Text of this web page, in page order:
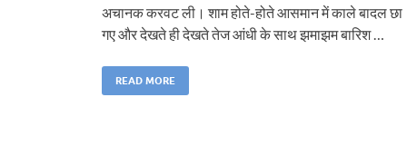
अचानक करवट ली। शाम होते-होते आसमान में काले बादल छा
गए और देखते ही देखते तेज आंधी के साथ झमाझम बारिश …
READ MORE